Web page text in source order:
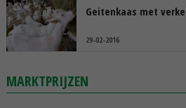
Geitenkaas met
29-02-2016
MARKTPRIJZEN